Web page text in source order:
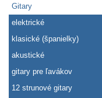
Gitary
elektrické
klasické (španielky)
akustické
gitary pre ľavákov
12 strunové gitary